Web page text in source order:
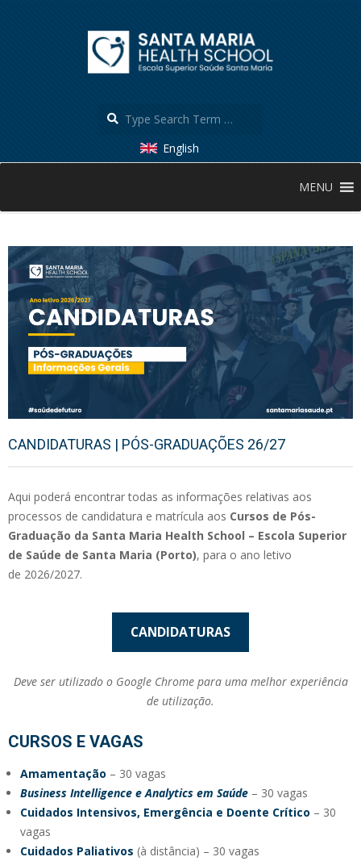
English
Menu
MENU
CANDIDATURAS | PÓS-GRADUAÇÕES 26/27
Aqui poderá encontrar todas as informações relativas aos
processos de candidatura e matrícula aos Cursos de Pós-
Graduação da Santa Maria Health School – Escola Superior
de Saúde de Santa Maria (Porto), para o ano letivo
de 2026/2027.
CANDIDATURAS
Deve ser utilizado o Google Chrome para uma melhor experiência
de utilização.
CURSOS E VAGAS
Amamentação – 30 vagas
Business Intelligence e Analytics em Saúde – 30 vagas
Cuidados Intensivos, Emergência e Doente Crítico – 30
vagas
Cuidados Paliativos (à distância) – 30 vagas